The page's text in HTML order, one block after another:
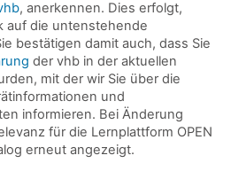
, anerkennen. Dies erfolgt,
auf die untenstehende
bestätigen damit auch, dass Sie
der vhb in der aktuellen
mit der wir Sie über die
und
informieren. Bei Änderung
für die Lernplattform OPEN
erneut angezeigt.